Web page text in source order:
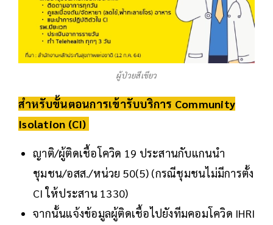
ผู้ป่วยสีเขียว
สำหรับขั้นตอนการเข้ารับบริการ Community
Isolation (CI)
ญาติ/ผู้ติดเชื้อโควิด 19 ประสานกับแกนนำ
ชุมชน/อสส./หน่วย 50(5) (กรณีชุมชนไม่มีการตั้ง
CI ให้ประสาน 1330)
จากนั้นแจ้งข้อมูลผู้ติดเชื้อไปยังทีมคอมโควิด IHRI